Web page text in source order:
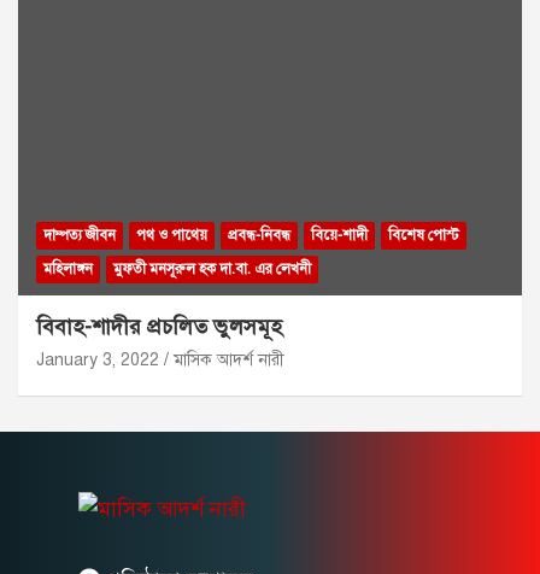
দাম্পত্য জীবন পথ ও পাথেয় প্রবন্ধ-নিবন্ধ বিয়ে-শাদী
বিশেষ পোস্ট
মহিলাঙ্গন
মুফতী মনসূরুল হক দা.বা. এর লেখনী
বিবাহ-শাদীর প্রচলিত ভুলসমূহ
January 3, 2022 মাসিক আদর্শ নারী